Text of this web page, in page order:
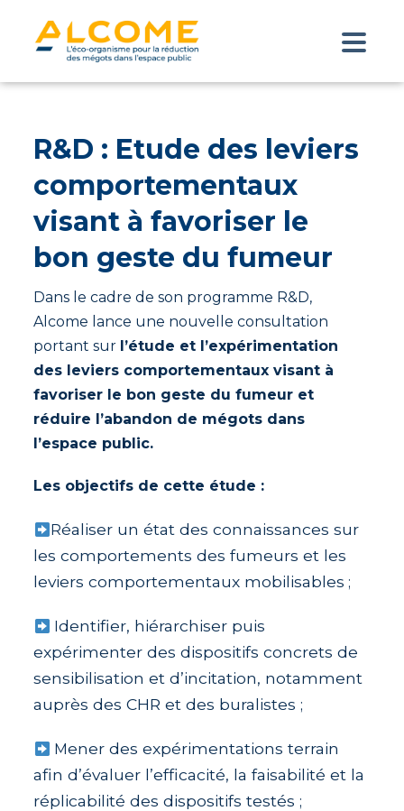
R&D : Etude des leviers
comportementaux
visant à favoriser le
bon geste du fumeur
Dans le cadre de son programme R&D,
Alcome lance une nouvelle consultation
portant sur l’étude et l’expérimentation
des leviers comportementaux visant à
favoriser le bon geste du fumeur et
réduire l’abandon de mégots dans
l’espace public.
Les objectifs de cette étude :
Réaliser un état des connaissances sur
les comportements des fumeurs et les
leviers comportementaux mobilisables ;
Identifier, hiérarchiser puis
expérimenter des dispositifs concrets de
sensibilisation et d’incitation, notamment
auprès des CHR et des buralistes ;
Mener des expérimentations terrain
afin d’évaluer l’efficacité, la faisabilité et la
réplicabilité des dispositifs testés ;